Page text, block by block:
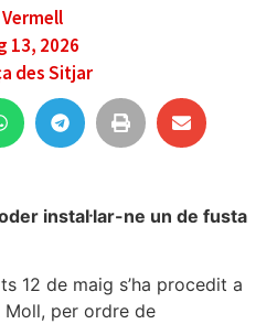
13, 2026
des Sitjar
instal·lar-ne un de fusta
12 de maig s’ha procedit a
per ordre de